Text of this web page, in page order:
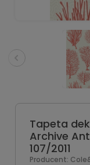
Tapeta
Archive
107/2011
Producent: